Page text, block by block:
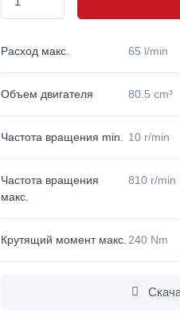
Расход макс. 65 l/min
Объем двигателя 80.5 cm³
Частота вращения min. 10 r/min
Частота вращения
макс.
810 r/min
Крутящий момент макс. 240 Nm